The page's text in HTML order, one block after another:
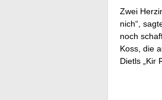
Zwei
nich“,
noch
Koss, die
Dietls „Kir